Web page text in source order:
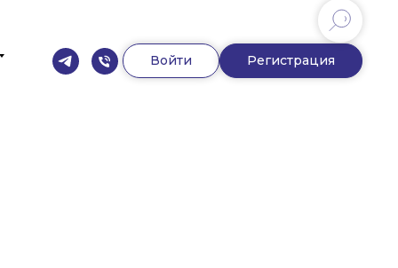
Войти Регистрация